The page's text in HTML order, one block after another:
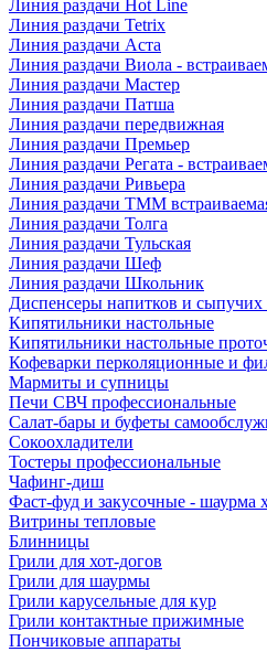
Линия раздачи Hot Line
Линия раздачи Tetrix
Линия раздачи Аста
Линия раздачи Виола -
Линия раздачи Мастер
Линия раздачи Патша
Линия раздачи передвижная
Линия раздачи Премьер
Линия раздачи Регата -
Линия раздачи Ривьера
Линия раздачи ТММ
Линия раздачи Толга
Линия раздачи Тульская
Линия раздачи Шеф
Линия раздачи Школьник
Диспенсеры напитков и сыпучих
Кипятильники настольные
Кипятильники настольные
Кофеварки перколяционные и
Мармиты и супницы
Печи СВЧ профессиональные
Салат-бары и буфеты
Сокоохладители
Тостеры профессиональные
Чафинг-диш
Фаст-фуд и закусочные - шаурма
Витрины тепловые
Блинницы
Грили для хот-догов
Грили для шаурмы
Грили карусельные для кур
Грили контактные прижимные
Пончиковые аппараты